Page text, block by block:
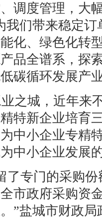
调度管理，大
我们带来稳定
化、绿色化转
品全谱系，探
碳循环发展产
之城，近年来
特新企业培育
中小企业专精
中小企业发展
了专门的采购
市政府采购资
”盐城市财政